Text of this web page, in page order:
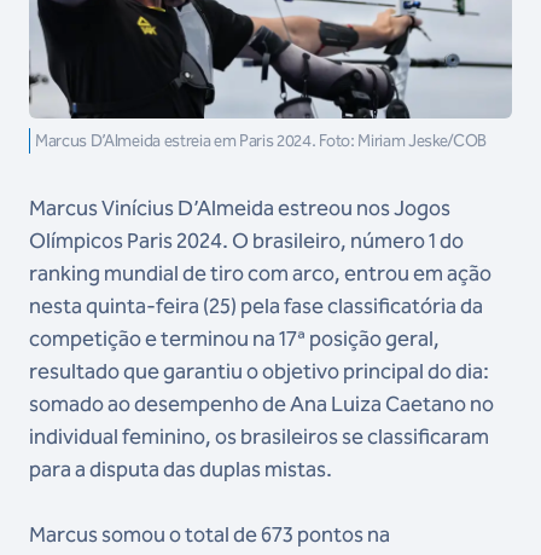
Marcus D’Almeida estreia em Paris 2024. Foto: Miriam Jeske/COB
Marcus Vinícius D’Almeida estreou nos Jogos
Olímpicos Paris 2024. O brasileiro, número 1 do
ranking mundial de tiro com arco, entrou em ação
nesta quinta-feira (25) pela fase classificatória da
competição e terminou na 17ª posição geral,
resultado que garantiu o objetivo principal do dia:
somado ao desempenho de Ana Luiza Caetano no
individual feminino, os brasileiros se classificaram
para a disputa das duplas mistas.
Marcus somou o total de 673 pontos na